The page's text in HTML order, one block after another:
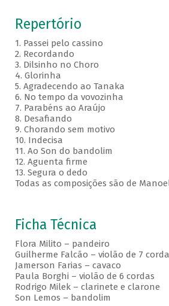
Repertório
1. Passei pelo cassino
2. Recordando
3. Dilsinho no Choro
4. Glorinha
5. Agradecendo ao Tanaka
6. No tempo da vovozinha
7. Parabéns ao Araújo
8. Desafiando
9. Chorando sem motivo
10. Indecisa
11. Ao Son do bandolim
12. Aguenta firme
13. Segura o dedo
Todas as composições são de
Ficha Técnica
Flora Milito – pandeiro
Guilherme Falcão – violão de 7
Jamerson Farias – cavaco
Paula Borghi – violão de 6 cordas
Rodrigo Milek – clarinete e clarone
Son Lemos – bandolim